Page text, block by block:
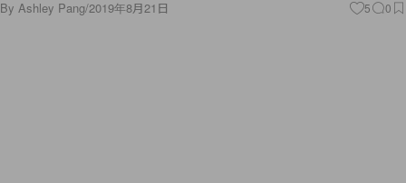
By Ashley Pang/2019年8月21日 5 0